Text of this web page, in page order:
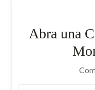
Abra una